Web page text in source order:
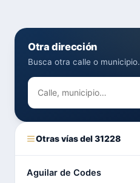
Otra dirección
Busca otra calle o municipio.
Otras vías del 31228
Aguilar de Codes